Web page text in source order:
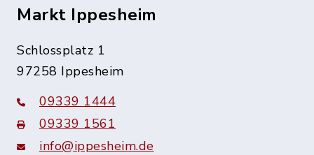
Markt Ippesheim
Schlossplatz 1
97258 Ippesheim
09339 1444
09339 1561
info@ippesheim.de